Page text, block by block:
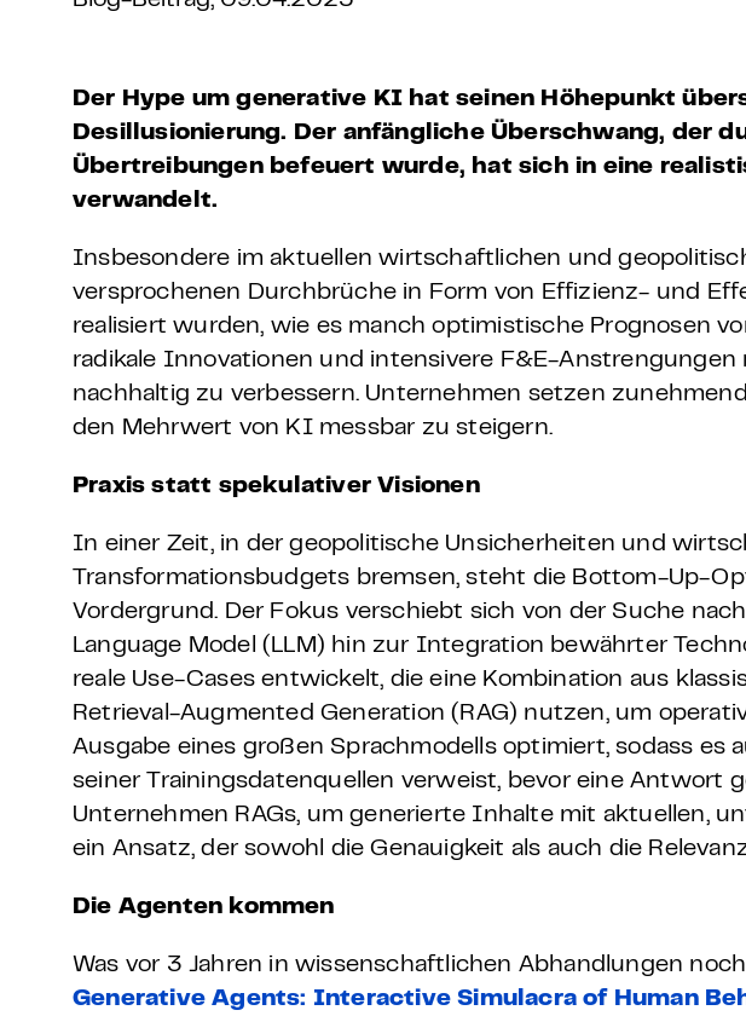
Weitere
Product Design Bootcamp
Der Hype um generative KI hat seinen Höhepunkt
Desillusionierung. Der anfängliche Überschwang, der
Übertreibungen befeuert wurde, hat sich in eine
verwandelt.
Insbesondere im aktuellen wirtschaftlichen und
versprochenen Durchbrüche in Form von Effizienz- und
realisiert wurden, wie es manch optimistische Prognosen
radikale Innovationen und intensivere F&E-
nachhaltig zu verbessern. Unternehmen setzen
den Mehrwert von KI messbar zu steigern.
Praxis statt spekulativer Visionen
In einer Zeit, in der geopolitische Unsicherheiten und
Transformationsbudgets bremsen, steht die Bottom-Up-
Vordergrund. Der Fokus verschiebt sich von der Suche
Language Model (LLM) hin zur Integration bewährter
reale Use-Cases entwickelt, die eine Kombination aus
Retrieval-Augmented Generation (RAG) nutzen, um
Ausgabe eines großen Sprachmodells optimiert, sodass es
seiner Trainingsdatenquellen verweist, bevor eine Antwort
Unternehmen RAGs, um generierte Inhalte mit aktuellen,
ein Ansatz, der sowohl die Genauigkeit als auch die
Die Agenten kommen
Was vor 3 Jahren in wissenschaftlichen Abhandlungen
Generative Agents: Interactive Simulacra of Human